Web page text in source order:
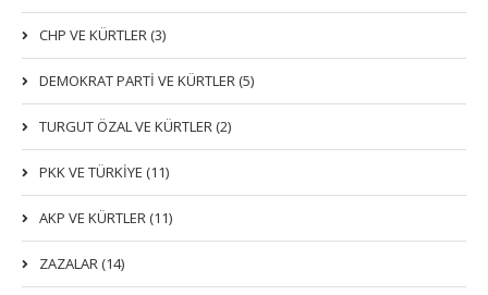
CHP VE KÜRTLER (3)
DEMOKRAT PARTI VE KÜRTLER (5)
TURGUT ÖZAL VE KÜRTLER (2)
PKK VE TÜRKIYE (11)
AKP VE KÜRTLER (11)
ZAZALAR (14)